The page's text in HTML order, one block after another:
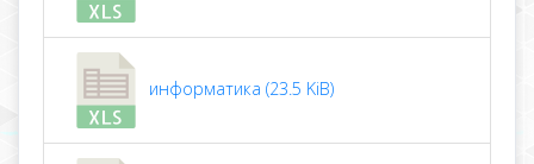
информатика (23.5 KiB)